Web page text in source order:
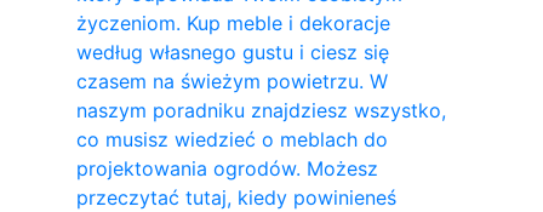
życzeniom. Kup meble i dekoracje
według własnego gustu i ciesz się
czasem na świeżym powietrzu. W
naszym poradniku znajdziesz wszystko,
co musisz wiedzieć o meblach do
projektowania ogrodów. Możesz
przeczytać tutaj, kiedy powinieneś